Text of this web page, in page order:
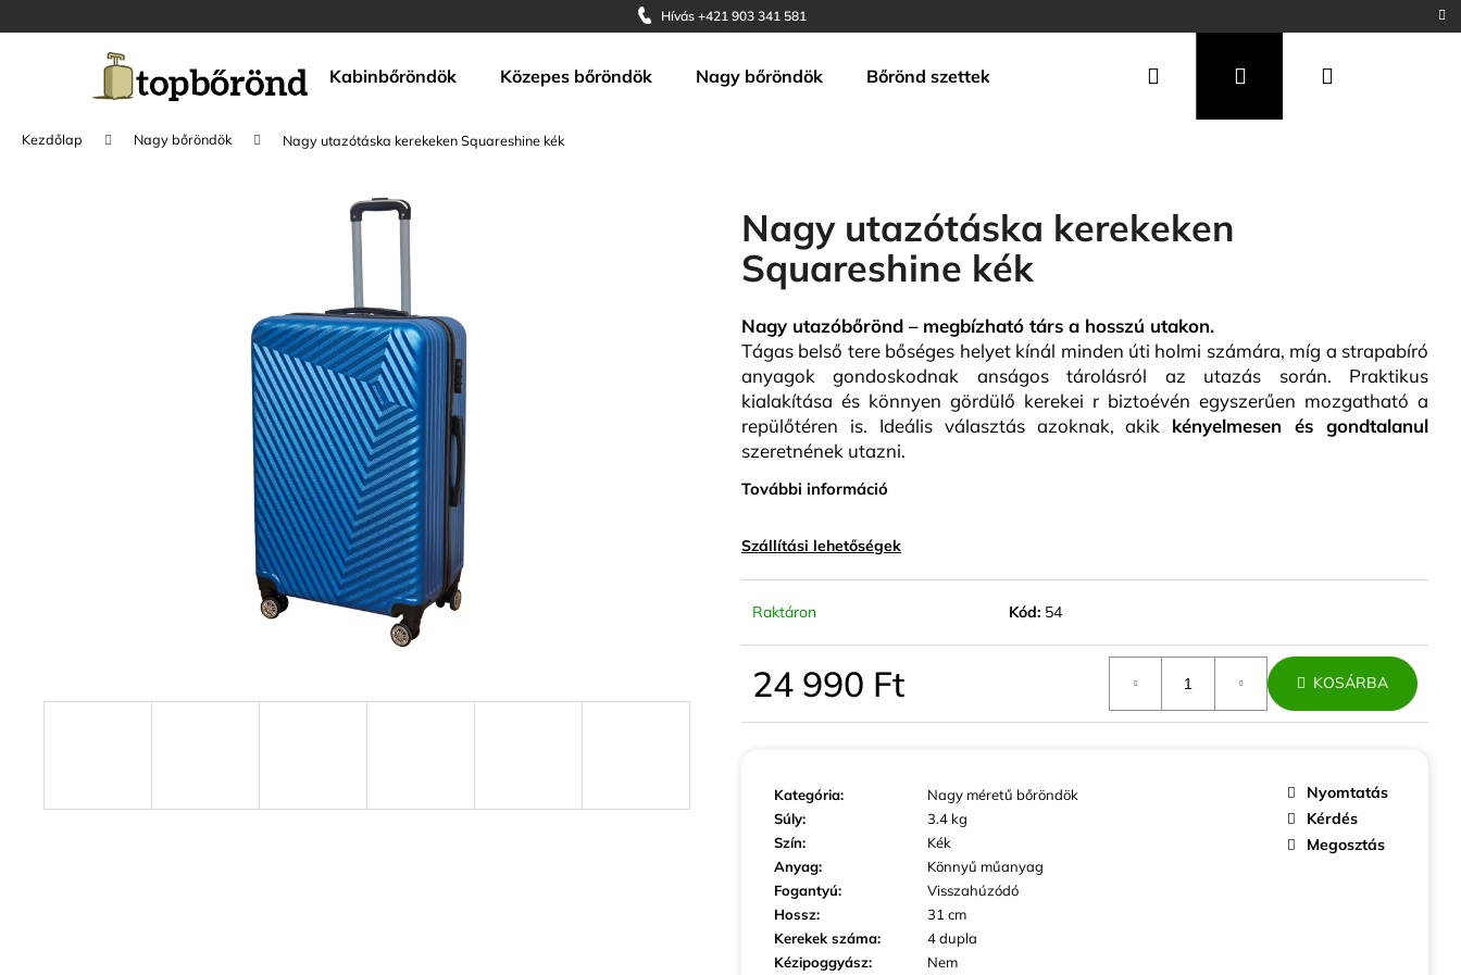
a
Hívás +421 903 341 581
Kabinbőröndök Közepes bőröndök Nagy bőröndök Bőrönd szettek Keresés Bejelentkezés
Kosár
Kezdőlap Nagy bőröndök Nagy utazótáska kerekeken Squareshine kék
Nagy utazótáska kerekeken
Squareshine kék
Nagy utazóbőrönd – megbízható társ a hosszú utakon.
Tágas belső tere bőséges helyet kínál minden úti holmi számára, míg a strapabíró
anyagok gondoskodnak anságos tárolásról az utazás során. Praktikus
kialakítása és könnyen gördülő kerekei r biztoévén egyszerűen mozgatható a
repülőtéren is. Ideális választás azoknak, akik kényelmesen és gondtalanul
szeretnének utazni.
További információ
Szállítási lehetőségek
Raktáron Kód: 54
24 990 Ft KOSÁRBA
Kategória:
Nagy méretű bőröndök
Súly:
3.4 kg
Szín:
Kék
Anyag:
Könnyű műanyag
Fogantyú:
Visszahúzódó
Hossz:
31 cm
Kerekek száma:
4 dupla
Kézipoggyász:
Nem
Nyomtatás
Kérdés
Megosztás
o
Vissza
Vissza
Következő
KIS MÉRETŰ KABINBŐRÖND ZÖLD
SZÍNBEN EXKLUZÍV
KIS MÉRETŰ KABINBŐRÖND SZÜRKE
KIS MÉRETŰ KABINBŐRÖND EZÜST
23 440 Ft